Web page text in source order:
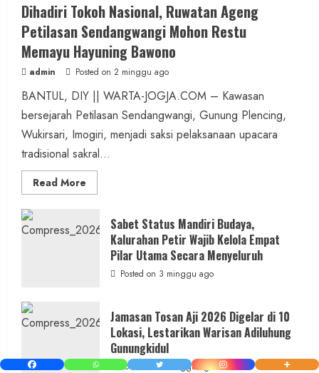
Dihadiri Tokoh Nasional, Ruwatan Ageng
Petilasan Sendangwangi Mohon Restu
Memayu Hayuning Bawono
admin Posted on 2 minggu ago
BANTUL, DIY || WARTA-JOGJA.COM – Kawasan
bersejarah Petilasan Sendangwangi, Gunung Plencing,
Wukirsari, Imogiri, menjadi saksi pelaksanaan upacara
tradisional sakral...
Read More
more
Tokoh
Nasional,
Ruwatan
Ageng
Petilasan
Sendangwangi
Hayuning
Bawono
Sabet Status Mandiri Budaya,
Kalurahan Petir Wajib Kelola Empat
Pilar Utama Secara Menyeluruh
Posted on 3 minggu ago
Jamasan Tosan Aji 2026 Digelar di 10
Lokasi, Lestarikan Warisan Adiluhung
Gunungkidul
Posted on 4 minggu ago